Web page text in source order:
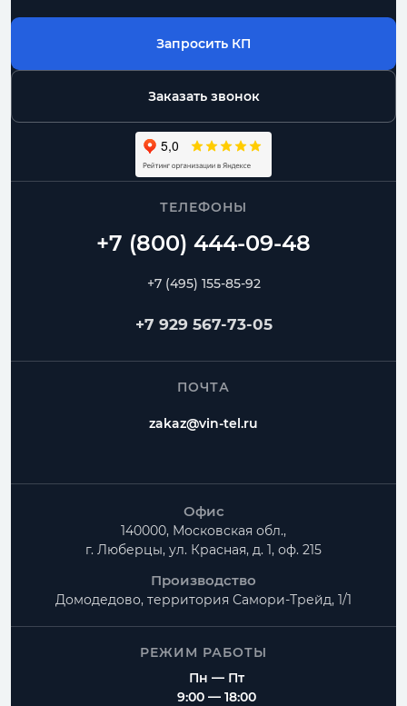
Запросить КП
Заказать звонок
ТЕЛЕФОНЫ
+7 (495) 155-85-92
+7 929 567-73-05
ПОЧТА
zakaz@vin-tel.ru
Офис
140000, Московская обл.,
г. Люберцы, ул. Красная, д. 1, оф. 215
Производство
Домодедово, территория Самори-Трейд, 1/1
РЕЖИМ РАБОТЫ
Пн — Пт
9:00 — 18:00